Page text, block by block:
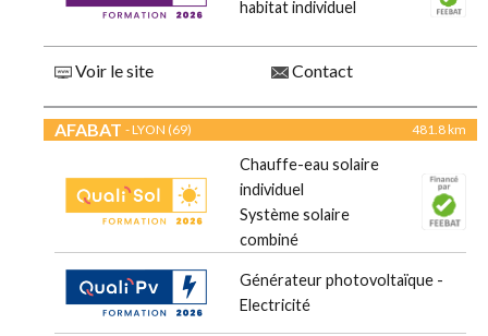
habitat individuel
Voir le site Contact
AFABAT - LYON (69) 481.8 km
Chauffe-eau solaire
individuel
Système solaire
combiné
Générateur photovoltaïque -
Electricité